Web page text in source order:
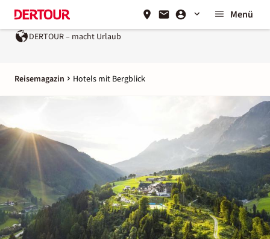
Menü
Ein Unternehmen derREWE Group
Reisemagazin Hotels mit Bergblick